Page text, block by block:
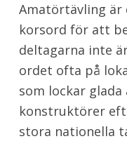
Amatörtävling är
korsord för att
deltagarna inte
ordet ofta på
som lockar
konstruktörer
stora nationella